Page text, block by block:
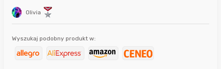
Olivia
Wyszukaj podobny produkt w: